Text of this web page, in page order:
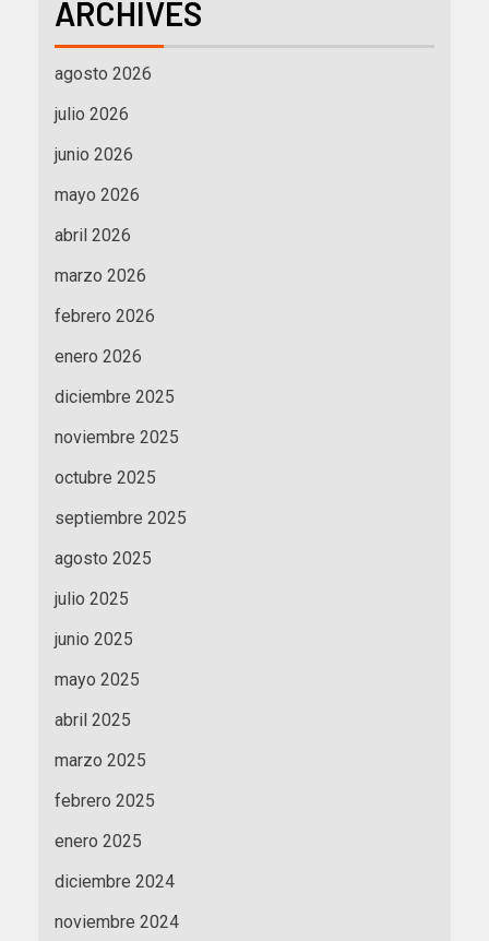
ARCHIVES
agosto 2026
julio 2026
junio 2026
mayo 2026
abril 2026
marzo 2026
febrero 2026
enero 2026
diciembre 2025
noviembre 2025
octubre 2025
septiembre 2025
agosto 2025
julio 2025
junio 2025
mayo 2025
abril 2025
marzo 2025
febrero 2025
enero 2025
diciembre 2024
noviembre 2024